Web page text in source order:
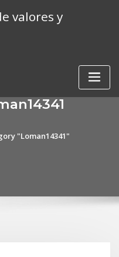
valores y
"Loman14341"